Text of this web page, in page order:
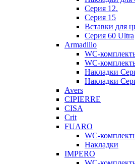
Серия 12.
Серия 15
Вставки для
Серия 60 Ultra
Armadillo
WC-
WC-
Накладки
Накладки
Avers
CIPIERRE
CISA
Crit
FUARO
WC-
Накладки
IMPERO